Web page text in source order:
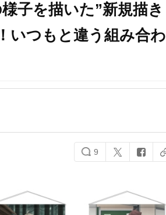
子を描いた”新規描き
いつもと違う組み合わ
9